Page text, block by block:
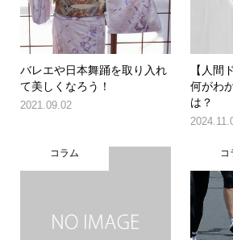
バレエや日本舞踊を取り入れ
て美しくなろう！
2021.09.02
【人間
何がわ
は？
コラム コ